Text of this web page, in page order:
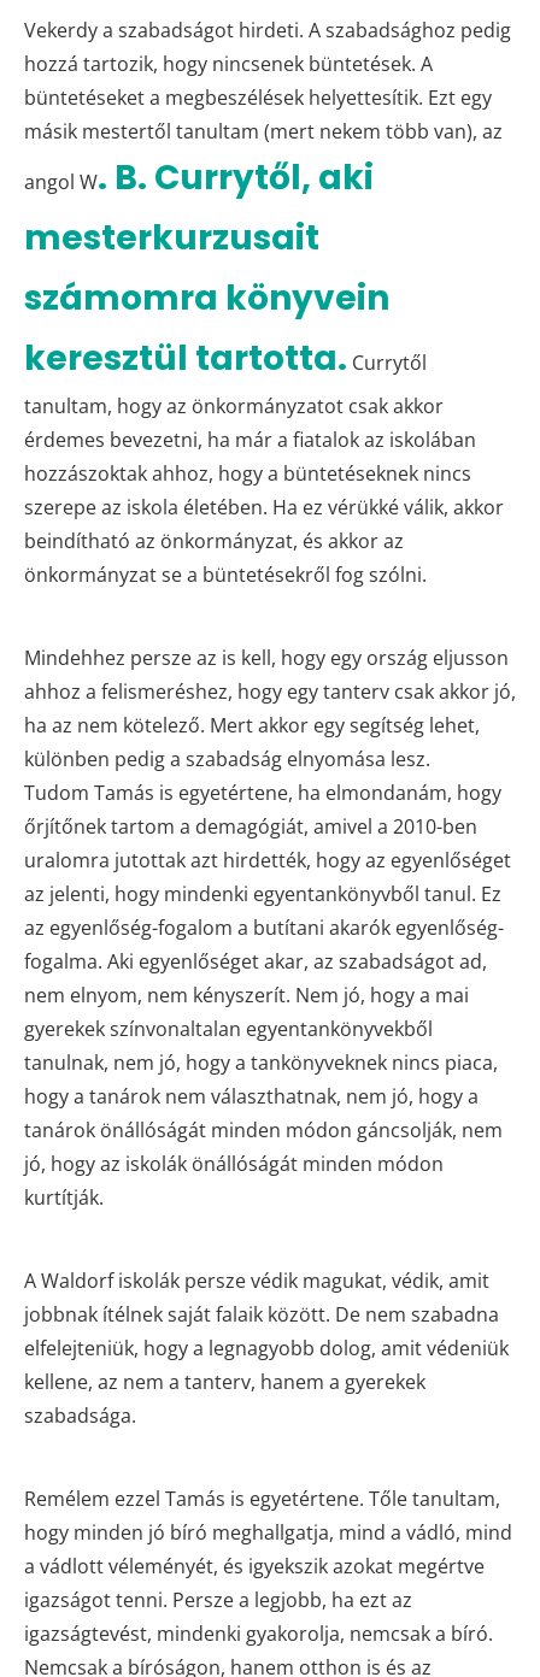
Vekerdy a szabadságot hirdeti. A szabadsághoz pedig
hozzá tartozik, hogy nincsenek büntetések. A
büntetéseket a megbeszélések helyettesítik. Ezt egy
másik mestertől tanultam (mert nekem több van), az
angol W. B. Currytől, aki
mesterkurzusait
számomra könyvein
keresztül tartotta. Currytől
tanultam, hogy az önkormányzatot csak akkor
érdemes bevezetni, ha már a fiatalok az iskolában
hozzászoktak ahhoz, hogy a büntetéseknek nincs
szerepe az iskola életében. Ha ez vérükké válik, akkor
beindítható az önkormányzat, és akkor az
önkormányzat se a büntetésekről fog szólni.
Mindehhez persze az is kell, hogy egy ország eljusson
ahhoz a felismeréshez, hogy egy tanterv csak akkor jó,
ha az nem kötelező. Mert akkor egy segítség lehet,
különben pedig a szabadság elnyomása lesz.
Tudom Tamás is egyetértene, ha elmondanám, hogy
őrjítőnek tartom a demagógiát, amivel a 2010-ben
uralomra jutottak azt hirdették, hogy az egyenlőséget
az jelenti, hogy mindenki egyentankönyvből tanul. Ez
az egyenlőség-fogalom a butítani akarók egyenlőség-
fogalma. Aki egyenlőséget akar, az szabadságot ad,
nem elnyom, nem kényszerít. Nem jó, hogy a mai
gyerekek színvonaltalan egyentankönyvekből
tanulnak, nem jó, hogy a tankönyveknek nincs piaca,
hogy a tanárok nem választhatnak, nem jó, hogy a
tanárok önállóságát minden módon gáncsolják, nem
jó, hogy az iskolák önállóságát minden módon
kurtítják.
A Waldorf iskolák persze védik magukat, védik, amit
jobbnak ítélnek saját falaik között. De nem szabadna
elfelejteniük, hogy a legnagyobb dolog, amit védeniük
kellene, az nem a tanterv, hanem a gyerekek
szabadsága.
Remélem ezzel Tamás is egyetértene. Tőle tanultam,
hogy minden jó bíró meghallgatja, mind a vádló, mind
a vádlott véleményét, és igyekszik azokat megértve
igazságot tenni. Persze a legjobb, ha ezt az
igazságtevést, mindenki gyakorolja, nemcsak a bíró.
Nemcsak a bíróságon, hanem otthon is és az